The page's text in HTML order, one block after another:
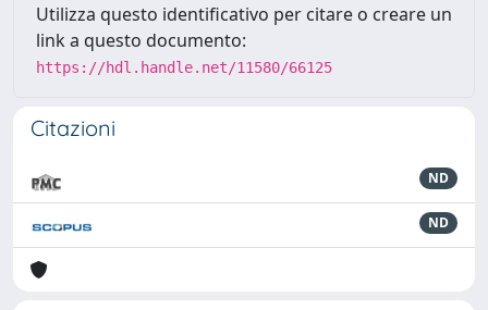
Utilizza questo identificativo per citare o creare un
link a questo documento:
https://hdl.handle.net/11580/66125
Citazioni
ND
ND